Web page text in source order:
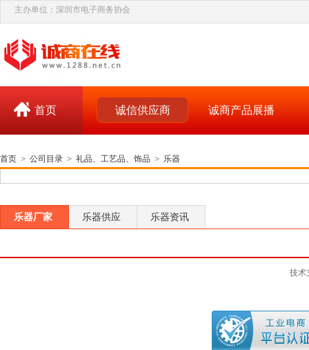
主办单位：深圳市电子商务协会
首页 诚信供应商 诚商产品展播
首页 > 公司目录 > 礼品、工艺品、饰品 > 乐器
乐器厂家 乐器供应 乐器资讯
技术